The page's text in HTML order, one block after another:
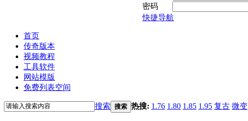
密码
快捷导航
首页
传奇版本
视频教程
工具软件
网站模版
免费列表空间
搜索 搜索 热搜: 1.76 1.80 1.85 1.95 复古 微变